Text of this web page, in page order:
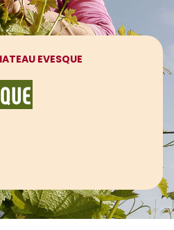
le fil d'ariane
EVESQUE
FAVORIS